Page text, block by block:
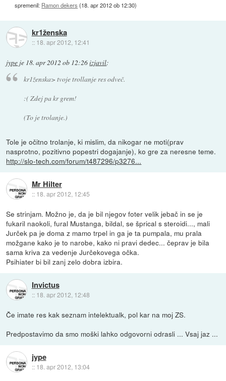
spremenil: Ramon dekers (18. apr 2012 ob 12:30)
kr1ženska
:: 18. apr 2012, 12:41
jype je 18. apr 2012 ob 12:26izjavil:
kr1ženska> tvoje trollanje res odveč.
:( Zdej pa kr grem!
(To je trolanje.)
Tole je očitno trolanje, ki mislim, da nikogar ne moti(prav
nasprotno, pozitivno popestri dogajanje), ko gre za neresne teme.
http://slo-tech.com/forum/t487296/p3276...
Mr Hilter
:: 18. apr 2012, 12:45
Se strinjam. Možno je, da je bil njegov foter velik jebač in se je
fukaril naokoli, fural Mustanga, bildal, se šprical s steroidi..., mali
Jurček pa je doma z mamo trpel in ga je ta pumpala, mu prala
možgane kako je to narobe, kako ni pravi dedec... čeprav je bila
sama kriva za vedenje Jurčekovega očka.
Psihiater bi bil zanj zelo dobra izbira.
Invictus
:: 18. apr 2012, 12:48
Če imate res kak seznam intelektualk, pol kar na moj ZS.
Predpostavimo da smo moški lahko odgovorni odrasli ... Vsaj jaz ...
jype
:: 18. apr 2012, 13:04